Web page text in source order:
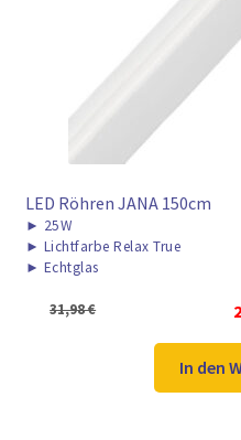
► VERSANDARTEN
LED Röhren JANA 150cm
► 25W
► Lichtfarbe Relax True
► Echtglas
31,98€
In den